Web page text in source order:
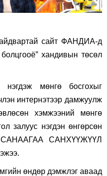
сайт ФАНДИА-д
хандивын төсөл
мөнгө босгохыг
интернэтээр дамжуулж
хэмжээний мөнгө
залуус нэгдэн өнгөрсөн
САНААГАА САНХҮҮЖҮҮЛ
өндөр дэмжлэг аваад